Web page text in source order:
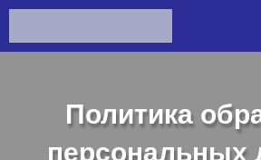
Политика
персональных